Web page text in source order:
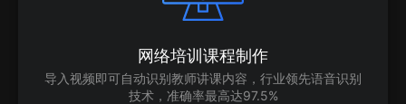
网络培训课程制作
导入视频即可自动识别教师讲课内容，行业领先语音识别
技术，准确率最高达97.5%